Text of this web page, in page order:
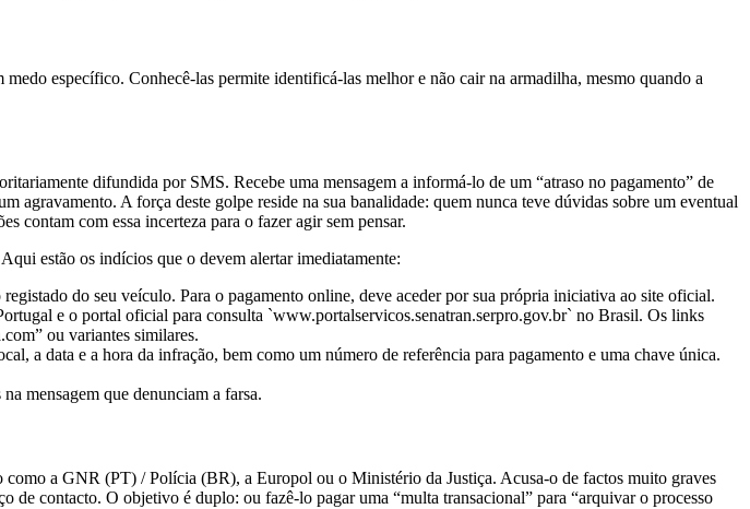
específico. Conhecê-las permite identificá-las melhor e não cair na armadilha, mesmo quando a
difundida por SMS. Recebe uma mensagem a informá-lo de um “atraso no pagamento” de
A força deste golpe reside na sua banalidade: quem nunca teve dúvidas sobre um eventual
contam com essa incerteza para o fazer agir sem pensar.
estão os indícios que o devem alertar imediatamente:
do seu veículo. Para o pagamento online, deve aceder por sua própria iniciativa ao site oficial.
e o portal oficial para consulta `www.portalservicos.senatran.serpro.gov.br` no Brasil. Os links
ou variantes similares.
a data e a hora da infração, bem como um número de referência para pagamento e uma chave única.
mensagem que denunciam a farsa.
a GNR (PT) / Polícia (BR), a Europol ou o Ministério da Justiça. Acusa-o de factos muito graves
contacto. O objetivo é duplo: ou fazê-lo pagar uma “multa transacional” para “arquivar o processo